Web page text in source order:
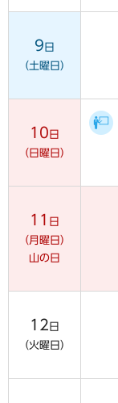
9 日
（土曜日）
10 日
（日曜日）
11
日
（月曜日）
山の日
12 日
（火曜日）